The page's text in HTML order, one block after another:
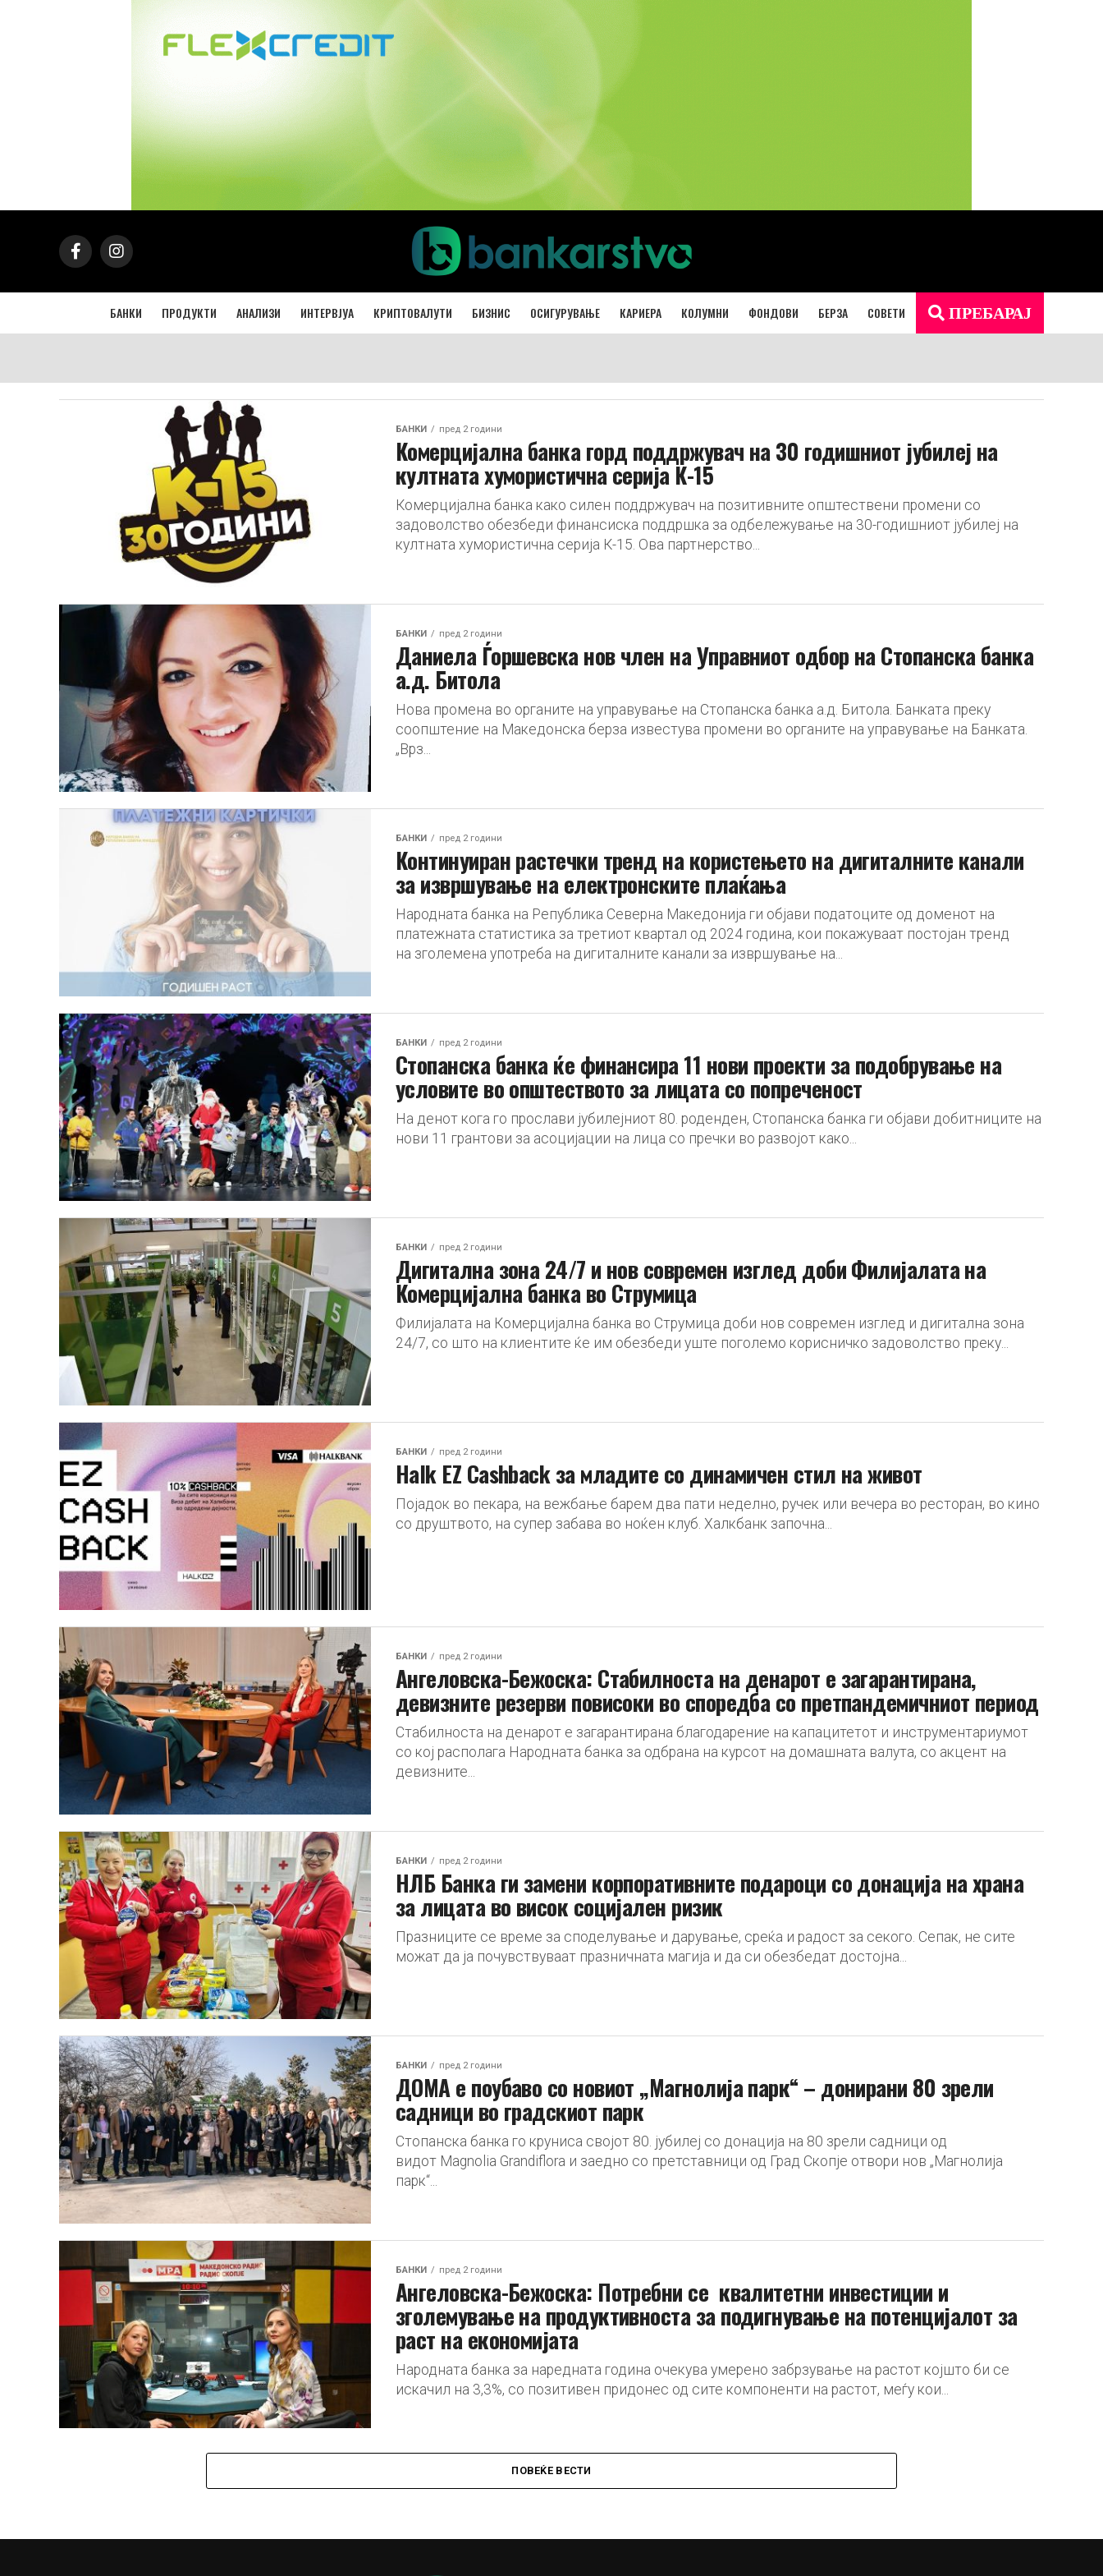
БАНКИ ПРОДУКТИ АНАЛИЗИ ИНТЕРВЈУА КРИПТОВАЛУТИ БИЗНИС ОСИГУРУВАЊЕ КАРИЕРА КОЛУМНИ ФОНДОВИ БЕРЗА СОВЕТИ ПРЕБАРАЈ
БАНКИ пред 2 години
Комерцијална банка горд поддржувач на 30 годишниот јубилеј на
култната хумористична серија К-15
Комерцијална банка како силен поддржувач на позитивните општествени промени со
задоволство обезбеди финансиска поддршка за одбележување на 30-годишниот јубилеј на
култната хумористична серија К-15. Ова партнерство...
БАНКИ пред 2 години
Даниела Ѓоршевска нов член на Управниот одбор на Стопанска банка
а.д. Битола
Нова промена во органите на управување на Стопанска банка а.д. Битола. Банката преку
соопштение на Македонска берза известува промени во органите на управување на Банката.
„Врз...
БАНКИ пред 2 години
Континуиран растечки тренд на користењето на дигиталните канали
за извршување на електронските плаќања
Народната банка на Република Северна Македонија ги објави податоците од доменот на
платежната статистика за третиот квартал од 2024 година, кои покажуваат постојан тренд
на зголемена употреба на дигиталните канали за извршување на...
БАНКИ пред 2 години
Стопанска банка ќе финансира 11 нови проекти за подобрување на
условите во општеството за лицата со попреченост
На денот кога го прослави јубилејниот 80. роденден, Стопанска банка ги објави добитниците на
нови 11 грантови за асоцијации на лица со пречки во развојот како...
БАНКИ пред 2 години
Дигитална зона 24/7 и нов современ изглед доби Филијалата на
Комерцијална банка во Струмица
Филијалата на Комерцијална банка во Струмица доби нов современ изглед и дигитална зона
24/7, со што на клиентите ќе им обезбеди уште поголемо корисничко задоволство преку...
БАНКИ пред 2 години
Halk EZ Cashback за младите со динамичен стил на живот
Појадок во пекара, на вежбање барем два пати неделно, ручек или вечера во ресторан, во кино
со друштвото, на супер забава во ноќен клуб. Халкбанк започна...
БАНКИ пред 2 години
Ангеловска-Бежоска: Стабилноста на денарот е загарантирана,
девизните резерви повисоки во споредба со претпандемичниот период
Стабилноста на денарот е загарантирана благодарение на капацитетот и инструментариумот
со кој располага Народната банка за одбрана на курсот на домашната валута, со акцент на
девизните...
БАНКИ пред 2 години
НЛБ Банка ги замени корпоративните подароци со донација на храна
за лицата во висок социјален ризик
Празниците се време за споделување и дарување, среќа и радост за секого. Сепак, не сите
можат да ја почувствуваат празничната магија и да си обезбедат достојна...
БАНКИ пред 2 години
ДОМА е поубаво со новиот „Магнолија парк“ – донирани 80 зрели
садници во градскиот парк
Стопанска банка го круниса својот 80. јубилеј со донација на 80 зрели садници од
видот Magnolia Grandiflora и заедно со претставници од Град Скопје отвори нов „Магнолија
парк“...
БАНКИ пред 2 години
Ангеловска-Бежоска: Потребни се квалитетни инвестиции и
зголемување на продуктивноста за подигнување на потенцијалот за
раст на економијата
Народната банка за наредната година очекува умерено забрзување на растот којшто би се
искачил на 3,3%, со позитивен придонес од сите компоненти на растот, меѓу кои...
ПОВЕЌЕ ВЕСТИ